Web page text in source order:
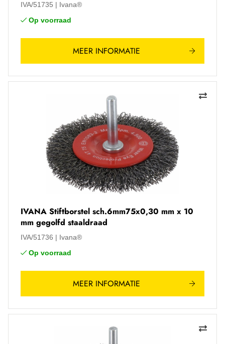
IVA/51735
Ivana®
Op voorraad
MEER INFORMATIE
IVANA Stiftborstel sch.6mm75x0,30 mm x 10
mm gegolfd staaldraad
IVA/51736
Ivana®
Op voorraad
MEER INFORMATIE